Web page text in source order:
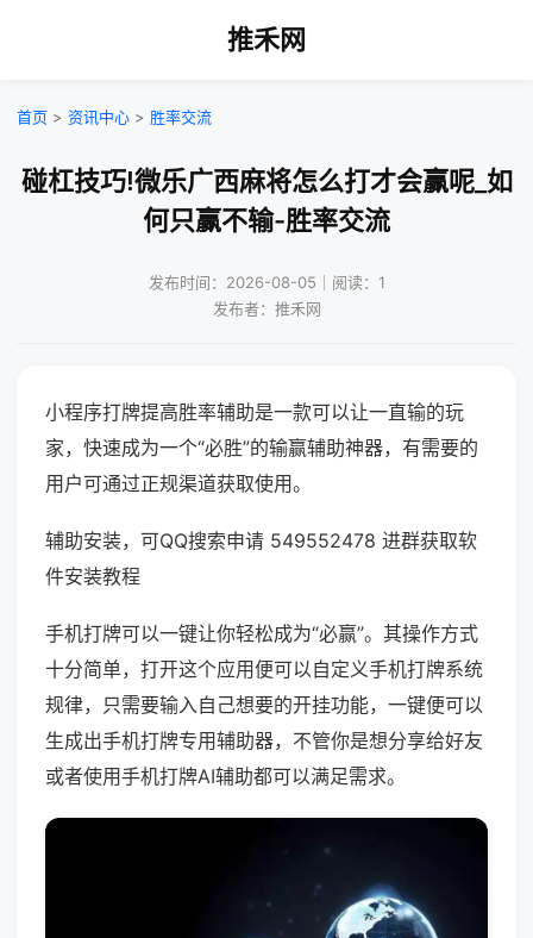
推禾网
首页 > 资讯中心 > 胜率交流
碰杠技巧!微乐广西麻将怎么打才会赢呢_如
何只赢不输-胜率交流
发布时间：2026-08-05｜阅读：1
发布者：推禾网
小程序打牌提高胜率辅助是一款可以让一直输的玩
家，快速成为一个“必胜”的输赢辅助神器，有需要的
用户可通过正规渠道获取使用。
辅助安装，可QQ搜索申请 549552478 进群获取软
件安装教程
手机打牌可以一键让你轻松成为“必赢”。其操作方式
十分简单，打开这个应用便可以自定义手机打牌系统
规律，只需要输入自己想要的开挂功能，一键便可以
生成出手机打牌专用辅助器，不管你是想分享给好友
或者使用手机打牌AI辅助都可以满足需求。